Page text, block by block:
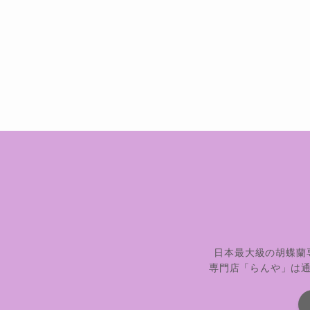
日本最大級の胡蝶
専門店「らんや」は